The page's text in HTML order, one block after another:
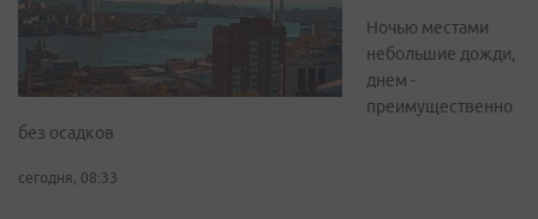
Ночью местами
небольшие дожди,
днем -
преимущественно
без осадков
сегодня, 08:33